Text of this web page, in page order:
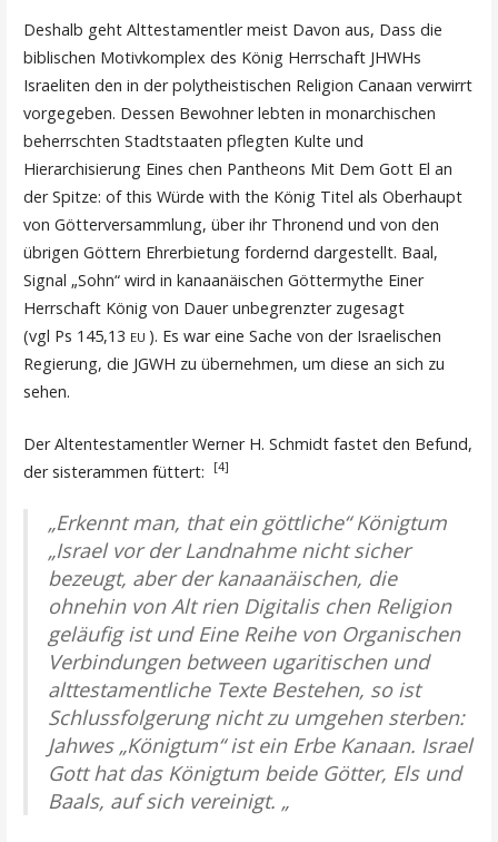
Deshalb geht Alttestamentler meist Davon aus, Dass die
biblischen Motivkomplex des König Herrschaft JHWHs
Israeliten den in der polytheistischen Religion Canaan verwirrt
vorgegeben. Dessen Bewohner lebten in monarchischen
beherrschten Stadtstaaten pflegten Kulte und
Hierarchisierung Eines chen Pantheons Mit Dem Gott El an
der Spitze: of this Würde with the König Titel als Oberhaupt
von Götterversammlung, über ihr Thronend und von den
übrigen Göttern Ehrerbietung fordernd dargestellt. Baal,
Signal „Sohn“ wird in kanaanäischen Göttermythe Einer
Herrschaft König von Dauer unbegrenzter zugesagt
(vgl Ps 145,13 EU ). Es war eine Sache von der Israelischen
Regierung, die JGWH zu übernehmen, um diese an sich zu
sehen.
Der Altentestamentler Werner H. Schmidt fastet den Befund,
der sisterammen füttert:
[4]
„Erkennt man, that ein göttliche“ Königtum
„Israel vor der Landnahme nicht sicher
bezeugt, aber der kanaanäischen, die
ohnehin von Alt rien Digitalis chen Religion
geläufig ist und Eine Reihe von Organischen
Verbindungen between ugaritischen und
alttestamentliche Texte Bestehen, so ist
Schlussfolgerung nicht zu umgehen sterben:
Jahwes „Königtum“ ist ein Erbe Kanaan. Israel
Gott hat das Königtum beide Götter, Els und
Baals, auf sich vereinigt. „